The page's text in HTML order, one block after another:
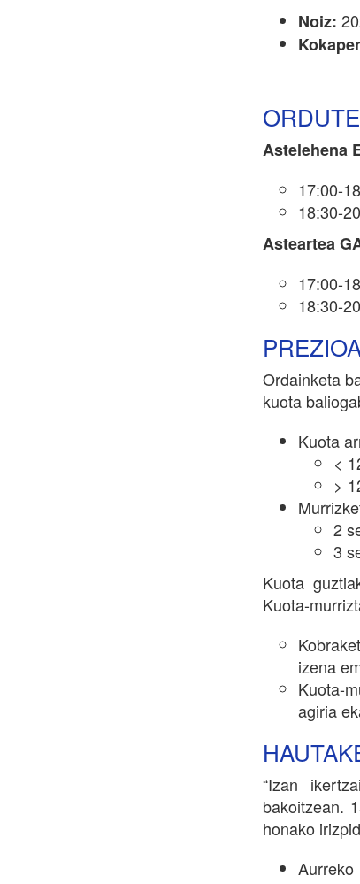
Noiz:
Astelehena
17:00-
18:30-
Asteartea
17:00-
18:30-
Ordainketa
kuota
Kuota
<
>
2
3
Kuota
Kuota-
izena
Kuota-
agiria
“Izan
bakoitzean.
honako